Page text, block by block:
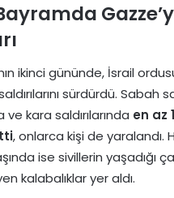
ikinci gününde, İsrail
sürdürdü. Sabah
kara saldırılarında en az
, onlarca kişi de yaralandı.
ise sivillerin yaşadığı
kalabalıklar yer aldı.